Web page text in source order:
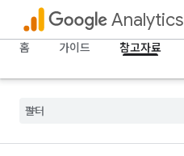
Analytics
홈
가이드 참고자료